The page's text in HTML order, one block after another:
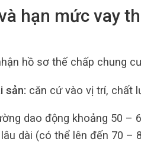
hạn mức vay
hồ sơ thế chấp chung
sản: căn cứ vào vị trí, chất
dao động khoảng 50 –
dài (có thể lên đến 70 –